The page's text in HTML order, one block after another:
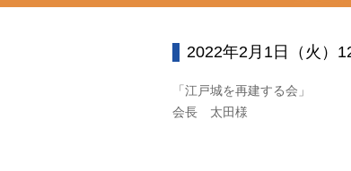
2022年2月1日（火）
「江戸城を再建する会」
会長 太田様